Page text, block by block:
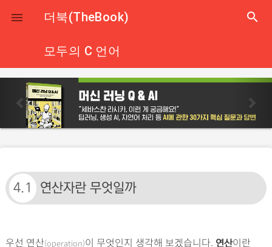
close
 더북(TheBook) search
모두의 C 언어
p
r
e
o
u
s
n
e
x
4.1 연산자란 무엇일까
우선 연산(operation)이 무엇인지 생각해 보겠습니다. 연산이란